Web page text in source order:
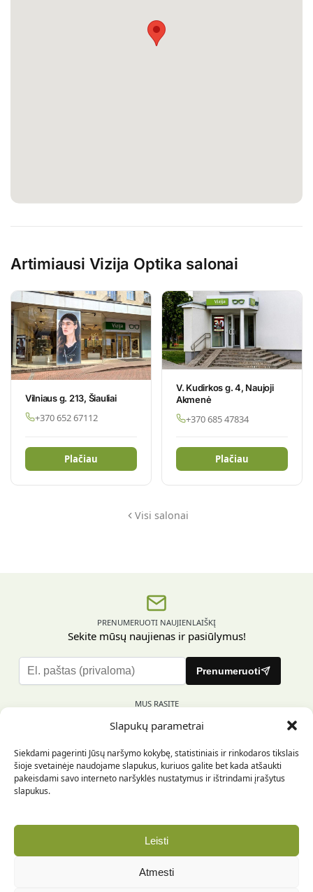
Slapukų parametrai
Siekdami pagerinti Jūsų naršymo kokybę, statistiniais ir rinkodaros tikslais
šioje svetainėje naudojame slapukus, kuriuos galite bet kada atšaukti
pakeisdami savo interneto naršyklės nustatymus ir ištrindami įrašytus
slapukus.
Leisti
Atmesti
Artimiausi Vizija Optika salonai
Vilniaus g. 213, Šiauliai
+370 652 67112
Plačiau
V. Kudirkos g. 4, Naujoji
Akmenė
+370 685 47834
Plačiau
Visi salonai
PRENUMERUOTI NAUJIENLAIŠKĮ
Sekite mūsų naujienas ir pasiūlymus!
l
a
l
e
a
Prenumeruoti
MUS RASITE
INFORMACIJA PIRKĖJUI
REKVIZITAI